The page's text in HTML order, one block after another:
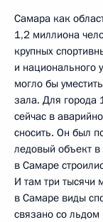
Самара как
1,2 миллиона
крупных
и национального
могло бы
зала. Для города
сейчас в
сносить. Он был
ледовый объект
в Самаре
И там три тысячи
в Самаре виды
связано со